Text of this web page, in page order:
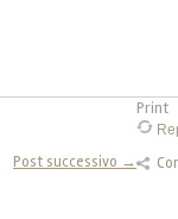
Print
Post successivo →